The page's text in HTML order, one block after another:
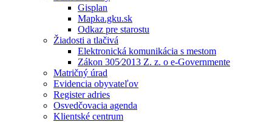
Gisplan
Mapka.gku.sk
Odkaz pre starostu
Žiadosti a tlačivá
Elektronická komunikácia s mestom
Zákon 305⁄2013 Z. z. o e-Governmente
Matričný úrad
Evidencia obyvateľov
Register adries
Osvedčovacia agenda
Klientské centrum